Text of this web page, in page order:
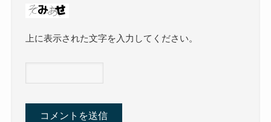
上に表示された文字を入力してください。